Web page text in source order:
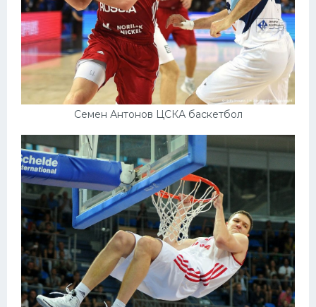
Семен Антонов ЦСКА баскетбол